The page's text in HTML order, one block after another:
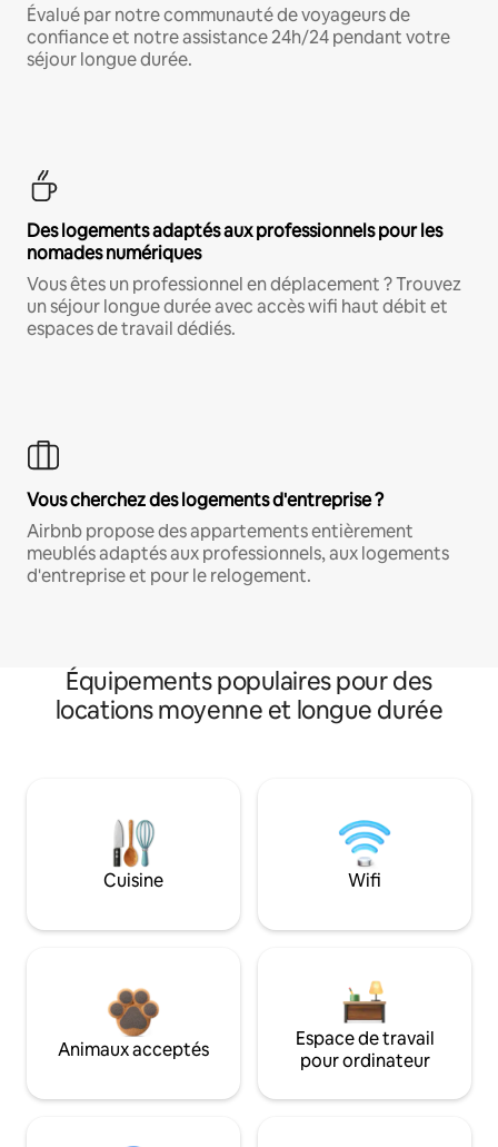
Évalué par notre communauté de voyageurs de
confiance et notre assistance 24h/24 pendant votre
séjour longue durée.
Des logements adaptés aux professionnels pour les
nomades numériques
Vous êtes un professionnel en déplacement ? Trouvez
un séjour longue durée avec accès wifi haut débit et
espaces de travail dédiés.
Vous cherchez des logements d'entreprise ?
Airbnb propose des appartements entièrement
meublés adaptés aux professionnels, aux logements
d'entreprise et pour le relogement.
Équipements populaires pour des
locations moyenne et longue durée
Cuisine Wifi
Animaux acceptés
Espace de travail
pour ordinateur